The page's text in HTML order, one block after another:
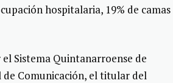
hospitalaria, 19% de camas
Sistema Quintanarroense de
de Comunicación, el titular del